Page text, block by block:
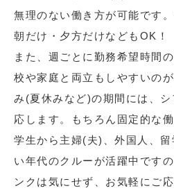
無理のない働き方が可能です
朝だけ・夕方だけなどもOK！
また、週ごとに勤務希望時間
校や家庭と両立もしやすいの
み(夏休みなど)の期間には、
応します。もちろん固定的な
学生から主婦(夫)、外国人、
い年代のクルーが活躍中です
ンクは気にせず、お気軽にご